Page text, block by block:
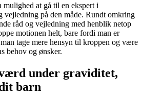
at gå til en ekspert i
vejledning på den måde. Rundt omkring
råd og vejledning med henblik netop
motionen helt, bare fordi man er
tage mere hensyn til kroppen og være
behov og ønsker.
under graviditet,
barn